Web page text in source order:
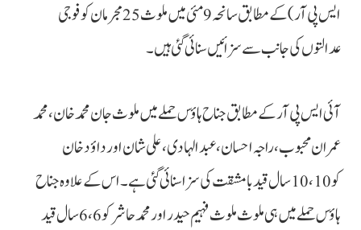
ایس پی آر) کے مطابق سانحہ 9 مئی میں ملوث 25 مجرمان کو فوجی
عدالتوں کی جانب سے سزائیں سنائی گئی ہیں۔
آئی ایس پی آر کے مطابق جناح ہاؤس حملے میں ملوث جان محمد خان، محمد
عمران محبوب، راجہ احسان، عبدالہادی، علی شان اور داؤد خان
کو 10،10 سال قید بامشقت کی سزا سنائی گئی ہے۔اس کے علاوہ جناح
ہاؤس حملے میں ہی ملوث ملوث فہیم حیدر اور محمد حاشر کو 6،6 سال قید